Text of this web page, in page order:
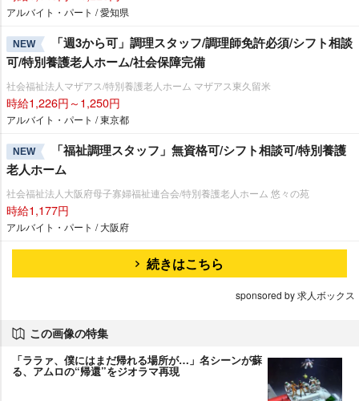
アルバイト・パート / 愛知県
NEW
「週3から可」調理スタッフ/調理師免許必須/シフト相談
可/特別養護老人ホーム/社会保障完備
社会福祉法人マザアス/特別養護老人ホーム マザアス東久留米
時給1,226円～1,250円
アルバイト・パート / 東京都
NEW
「福祉調理スタッフ」無資格可/シフト相談可/特別養護
老人ホーム
社会福祉法人大阪府母子寡婦福祉連合会/特別養護老人ホーム 悠々の苑
時給1,177円
アルバイト・パート / 大阪府
続きはこちら
sponsored by 求人ボックス
この画像の特集
「ララァ、僕にはまだ帰れる場所が…」名シーンが蘇
る、アムロの“帰還”をジオラマ再現